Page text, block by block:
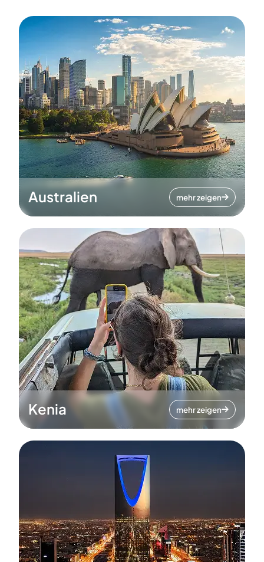
Australien mehr zeigen
Kenia mehr zeigen